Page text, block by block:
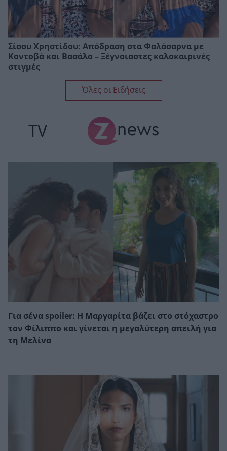
Σίσσυ Χρηστίδου: Απόδραση στα Φαλάσαρνα με
Κοντοβά και Βασάλο – Ξέγνοιαστες καλοκαιρινές
στιγμές
Όλες οι Ειδήσεις
TV
Για σένα spoiler: Η Μαργαρίτα βάζει στο στόχαστρο
τον Φίλιππο και γίνεται η μεγαλύτερη απειλή για
τη Μελίνα